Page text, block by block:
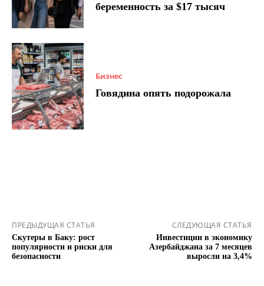
беременность за $17 тысяч
Бизнес
Говядина опять подорожала
ПРЕДЫДУЩАЯ СТАТЬЯ
Скутеры в Баку: рост
популярности и риски для
безопасности
СЛЕДУЮЩАЯ СТАТЬЯ
Инвестиции в экономику
Азербайджана за 7 месяцев
выросли на 3,4%